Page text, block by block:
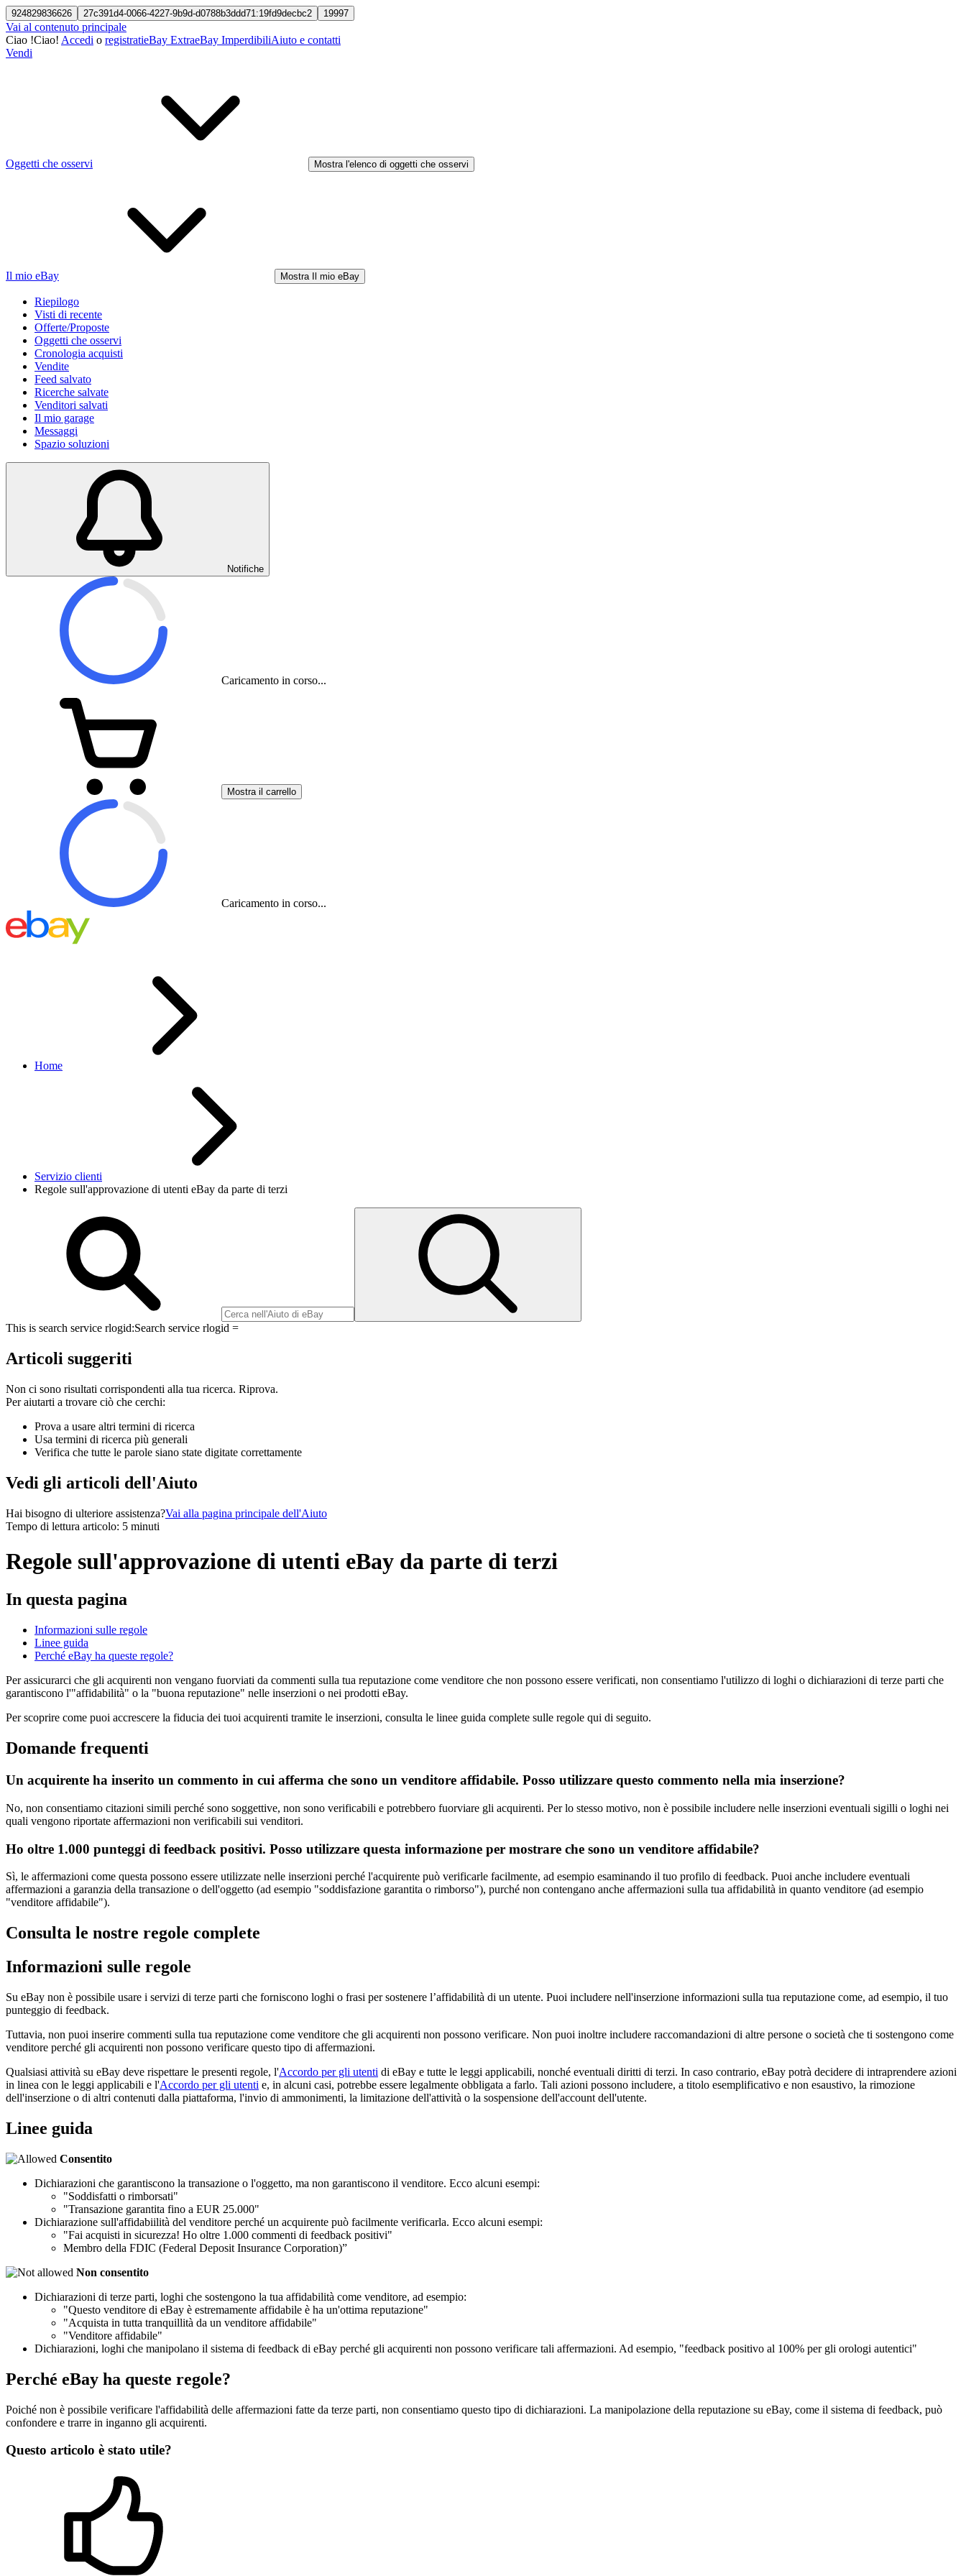
924829836626 27c391d4-0066-4227-9b9d-d0788b3ddd71:19fd9decbc2 19997
Vai al contenuto principale
Ciao !Ciao! Accedi o registratieBay ExtraeBay ImperdibiliAiuto e contatti
Vendi
Oggetti che osservi Mostra l'elenco di oggetti che osservi
Il mio eBay Mostra Il mio eBay
Riepilogo
Visti di recente
Offerte/Proposte
Oggetti che osservi
Cronologia acquisti
Vendite
Feed salvato
Ricerche salvate
Venditori salvati
Il mio garage
Messaggi
Spazio soluzioni
Notifiche
Caricamento in corso...
Mostra il carrello
Caricamento in corso...
Home
Servizio clienti
Regole sull'approvazione di utenti eBay da parte di terzi
This is search service rlogid:Search service rlogid =
Articoli suggeriti
Non ci sono risultati corrispondenti alla tua ricerca. Riprova.
Per aiutarti a trovare ciò che cerchi:
Prova a usare altri termini di ricerca
Usa termini di ricerca più generali
Verifica che tutte le parole siano state digitate correttamente
Vedi gli articoli dell'Aiuto
Hai bisogno di ulteriore assistenza?Vai alla pagina principale dell'Aiuto
Tempo di lettura articolo: 5 minuti
Regole sull'approvazione di utenti eBay da parte di terzi
In questa pagina
Informazioni sulle regole
Linee guida
Perché eBay ha queste regole?
Per assicurarci che gli acquirenti non vengano fuorviati da commenti sulla tua reputazione come venditore che non possono essere verificati, non consentiamo l'utilizzo di loghi o dichiarazioni di terze parti che
garantiscono l'"affidabilità" o la "buona reputazione" nelle inserzioni o nei prodotti eBay.
Per scoprire come puoi accrescere la fiducia dei tuoi acquirenti tramite le inserzioni, consulta le linee guida complete sulle regole qui di seguito.
Domande frequenti
Un acquirente ha inserito un commento in cui afferma che sono un venditore affidabile. Posso utilizzare questo commento nella mia inserzione?
No, non consentiamo citazioni simili perché sono soggettive, non sono verificabili e potrebbero fuorviare gli acquirenti. Per lo stesso motivo, non è possibile includere nelle inserzioni eventuali sigilli o loghi nei
quali vengono riportate affermazioni non verificabili sui venditori.
Ho oltre 1.000 punteggi di feedback positivi. Posso utilizzare questa informazione per mostrare che sono un venditore affidabile?
Sì, le affermazioni come questa possono essere utilizzate nelle inserzioni perché l'acquirente può verificarle facilmente, ad esempio esaminando il tuo profilo di feedback. Puoi anche includere eventuali
affermazioni a garanzia della transazione o dell'oggetto (ad esempio "soddisfazione garantita o rimborso"), purché non contengano anche affermazioni sulla tua affidabilità in quanto venditore (ad esempio
"venditore affidabile").
Consulta le nostre regole complete
Informazioni sulle regole
Su eBay non è possibile usare i servizi di terze parti che forniscono loghi o frasi per sostenere l’affidabilità di un utente. Puoi includere nell'inserzione informazioni sulla tua reputazione come, ad esempio, il tuo
punteggio di feedback.
Tuttavia, non puoi inserire commenti sulla tua reputazione come venditore che gli acquirenti non possono verificare. Non puoi inoltre includere raccomandazioni di altre persone o società che ti sostengono come
venditore perché gli acquirenti non possono verificare questo tipo di affermazioni.
Qualsiasi attività su eBay deve rispettare le presenti regole, l'Accordo per gli utenti di eBay e tutte le leggi applicabili, nonché eventuali diritti di terzi. In caso contrario, eBay potrà decidere di intraprendere azioni
in linea con le leggi applicabili e l'Accordo per gli utenti e, in alcuni casi, potrebbe essere legalmente obbligata a farlo. Tali azioni possono includere, a titolo esemplificativo e non esaustivo, la rimozione
dell'inserzione o di altri contenuti dalla piattaforma, l'invio di ammonimenti, la limitazione dell'attività o la sospensione dell'account dell'utente.
Linee guida
Consentito
Dichiarazioni che garantiscono la transazione o l'oggetto, ma non garantiscono il venditore. Ecco alcuni esempi:
"Soddisfatti o rimborsati"
"Transazione garantita fino a EUR 25.000"
Dichiarazione sull'affidabiilità del venditore perché un acquirente può facilmente verificarla. Ecco alcuni esempi:
"Fai acquisti in sicurezza! Ho oltre 1.000 commenti di feedback positivi"
Membro della FDIC (Federal Deposit Insurance Corporation)”
Non consentito
Dichiarazioni di terze parti, loghi che sostengono la tua affidabilità come venditore, ad esempio:
"Questo venditore di eBay è estremamente affidabile è ha un'ottima reputazione"
"Acquista in tutta tranquillità da un venditore affidabile"
"Venditore affidabile"
Dichiarazioni, loghi che manipolano il sistema di feedback di eBay perché gli acquirenti non possono verificare tali affermazioni. Ad esempio, "feedback positivo al 100% per gli orologi autentici"
Perché eBay ha queste regole?
Poiché non è possibile verificare l'affidabilità delle affermazioni fatte da terze parti, non consentiamo questo tipo di dichiarazioni. La manipolazione della reputazione su eBay, come il sistema di feedback, può
confondere e trarre in inganno gli acquirenti.
Questo articolo è stato utile?